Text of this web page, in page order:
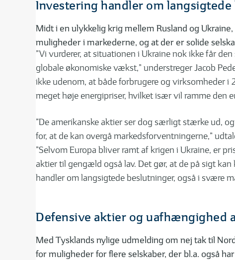
Investering handler om
Midt i en ulykkelig krig mellem Rusland og
muligheder i markederne, og at der er solide
”Vi vurderer, at situationen i Ukraine nok ikke får
globale økonomiske vækst,” understreger Jacob
ikke udenom, at både forbrugere og virksomheder i
meget høje energipriser, hvilket især vil ramme den
”De amerikanske aktier ser dog særligt stærke ud,
for, at de kan overgå markedsforventningerne,”
”Selvom Europa bliver ramt af krigen i Ukraine, er
aktier til gengæld også lav. Det gør, at de på sigt
handler om langsigtede beslutninger, også i svære
Defensive aktier og uafhængighed
Med Tysklands nylige udmelding om nej tak til
for muligheder for flere selskaber, der bl.a. også